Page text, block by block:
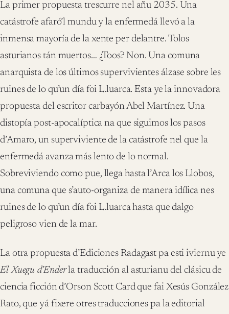
La primer propuesta trescurre nel añu 2035. Una
catástrofe afaró’l mundu y la enfermedá llevó a la
inmensa mayoría de la xente per delantre. Tolos
asturianos tán muertos… ¿Toos? Non. Una comuna
anarquista de los últimos supervivientes álzase sobre les
ruines de lo qu’un día foi L.luarca. Esta ye la innovadora
propuesta del escritor carbayón Abel Martínez. Una
distopía post-apocalíptica na que siguimos los pasos
d’Amaro, un superviviente de la catástrofe nel que la
enfermedá avanza más lento de lo normal.
Sobreviviendo como pue, llega hasta l’Arca los Llobos,
una comuna que s’auto-organiza de manera idílica nes
ruines de lo qu’un día foi L.luarca hasta que dalgo
peligroso vien de la mar.
La otra propuesta d’Ediciones Radagast pa esti iviernu ye
El Xuegu d’Enderla traducción al asturianu del clásicu de
ciencia ficción d’Orson Scott Card que fai Xesús González
Rato, que yá fixere otres traducciones pa la editorial